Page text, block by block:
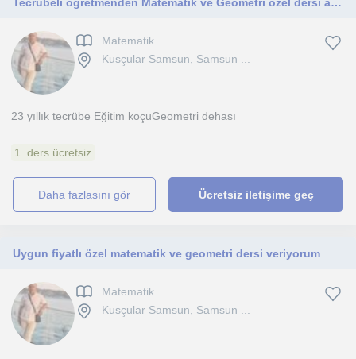
Matematik
Kusçular Samsun, Samsun ...
23 yıllık tecrübe Eğitim koçuGeometri dehası
1. ders ücretsiz
daha fazlasını gör Ücretsiz iletişime geç
Uygun fiyatlı özel matematik ve geometri dersi veriyorum
Matematik
Kusçular Samsun, Samsun ...